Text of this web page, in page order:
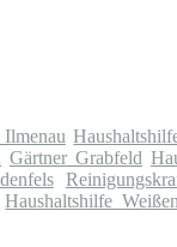
Gärtner Grabfeld
Haushaltshilfe